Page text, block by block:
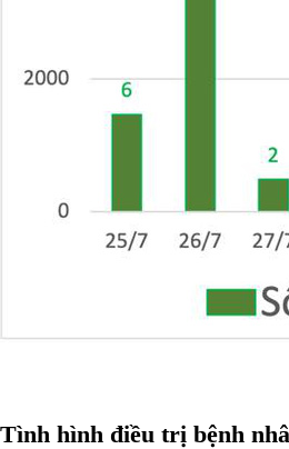
Tình hình điều trị bệnh